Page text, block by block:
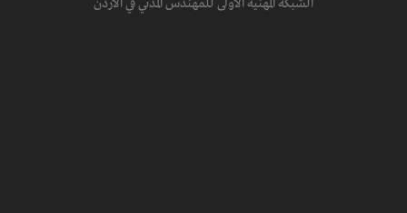
الشبكة المهنية الاولى للمهندس المدني في الاردن